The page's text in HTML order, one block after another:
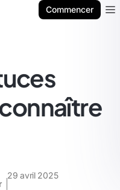
Commencer
29 avril 2025